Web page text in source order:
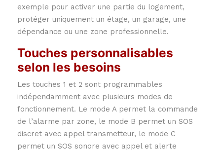
exemple pour activer une partie du logement,
protéger uniquement un étage, un garage, une
dépendance ou une zone professionnelle.
Touches personnalisables
selon les besoins
Les touches 1 et 2 sont programmables
indépendamment avec plusieurs modes de
fonctionnement. Le mode A permet la commande
de l’alarme par zone, le mode B permet un SOS
discret avec appel transmetteur, le mode C
permet un SOS sonore avec appel et alerte